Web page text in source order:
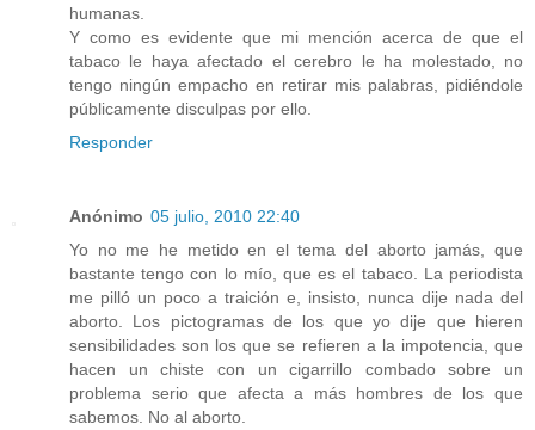
humanas.
Y como es evidente que mi mención acerca de que el
tabaco le haya afectado el cerebro le ha molestado, no
tengo ningún empacho en retirar mis palabras, pidiéndole
públicamente disculpas por ello.
Responder
Anónimo 05 julio, 2010 22:40
Yo no me he metido en el tema del aborto jamás, que
bastante tengo con lo mío, que es el tabaco. La periodista
me pilló un poco a traición e, insisto, nunca dije nada del
aborto. Los pictogramas de los que yo dije que hieren
sensibilidades son los que se refieren a la impotencia, que
hacen un chiste con un cigarrillo combado sobre un
problema serio que afecta a más hombres de los que
sabemos. No al aborto.